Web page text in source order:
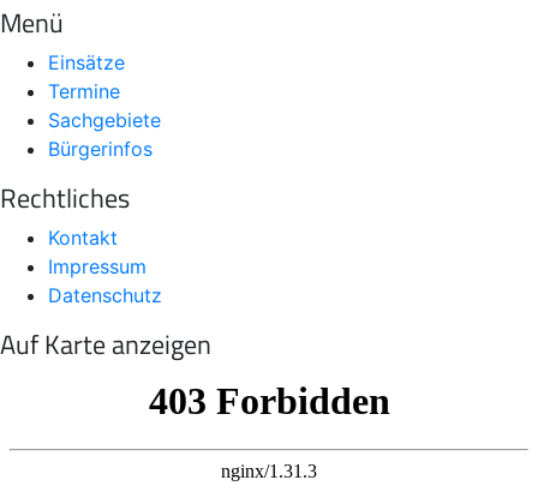
Menü
Einsätze
Termine
Sachgebiete
Bürgerinfos
Rechtliches
Kontakt
Impressum
Datenschutz
Auf Karte anzeigen